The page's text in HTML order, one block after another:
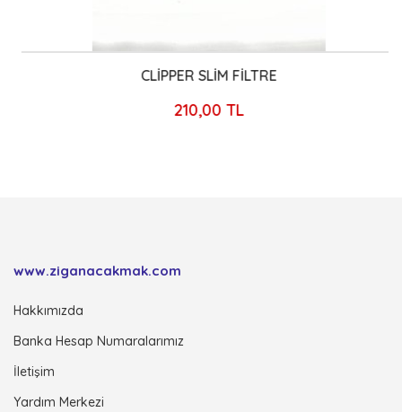
CLİPPER SLİM FİLTRE
210,00 TL
www.ziganacakmak.com
Hakkımızda
Banka Hesap Numaralarımız
İletişim
Yardım Merkezi